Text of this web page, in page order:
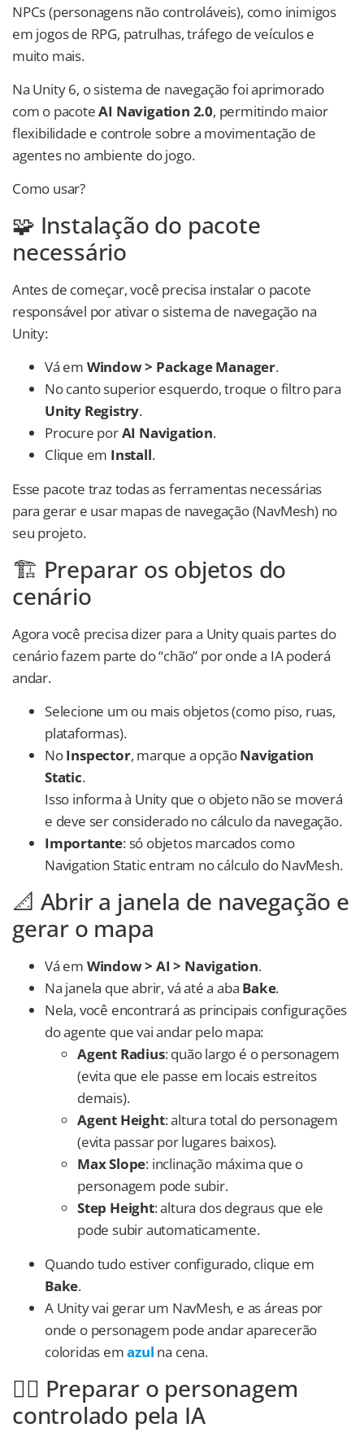
NPCs (personagens não controláveis), como inimigos
em jogos de RPG, patrulhas, tráfego de veículos e
muito mais.
Na Unity 6, o sistema de navegação foi aprimorado
com o pacoteAI Navigation 2.0, permitindo maior
flexibilidade e controle sobre a movimentação de
agentes no ambiente do jogo.
Como usar?
🧩 Instalação do pacote
necessário
Antes de começar, você precisa instalar o pacote
responsável por ativar o sistema de navegação na
Unity:
Vá em Window > Package Manager.
No canto superior esquerdo, troque o filtro para
Unity Registry.
Procure porAI Navigation.
Clique em Install.
Esse pacote traz todas as ferramentas necessárias
para gerar e usar mapas de navegação (NavMesh) no
seu projeto.
🏗️ Preparar os objetos do
cenário
Agora você precisa dizer para a Unity quais partes do
cenário fazem parte do “chão” por onde a IA poderá
andar.
Selecione um ou mais objetos (como piso, ruas,
plataformas).
NoInspector, marque a opçãoNavigation
Static.
Isso informa à Unity que o objeto não se moverá
e deve ser considerado no cálculo da navegação.
Importante: só objetos marcados como
Navigation Static entram no cálculo do NavMesh.
📐 Abrir a janela de navegação e
gerar o mapa
Vá em Window > AI > Navigation.
Na janela que abrir, vá até a aba Bake.
Nela, você encontrará as principais configurações
do agente que vai andar pelo mapa:
Agent Radius: quão largo é o personagem
(evita que ele passe em locais estreitos
demais).
Agent Height: altura total do personagem
(evita passar por lugares baixos).
Max Slope: inclinação máxima que o
personagem pode subir.
Step Height: altura dos degraus que ele
pode subir automaticamente.
Quando tudo estiver configurado, clique em
Bake.
A Unity vai gerar um NavMesh, e as áreas por
onde o personagem pode andar aparecerão
coloridas emazul na cena.
🚶‍♂️ Preparar o personagem
controlado pela IA